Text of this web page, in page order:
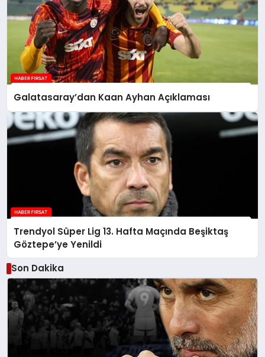
Galatasaray’dan Kaan Ayhan Açıklaması
Trendyol Süper Lig 13. Hafta Maçında Beşiktaş
Göztepe’ye Yenildi
Son Dakika